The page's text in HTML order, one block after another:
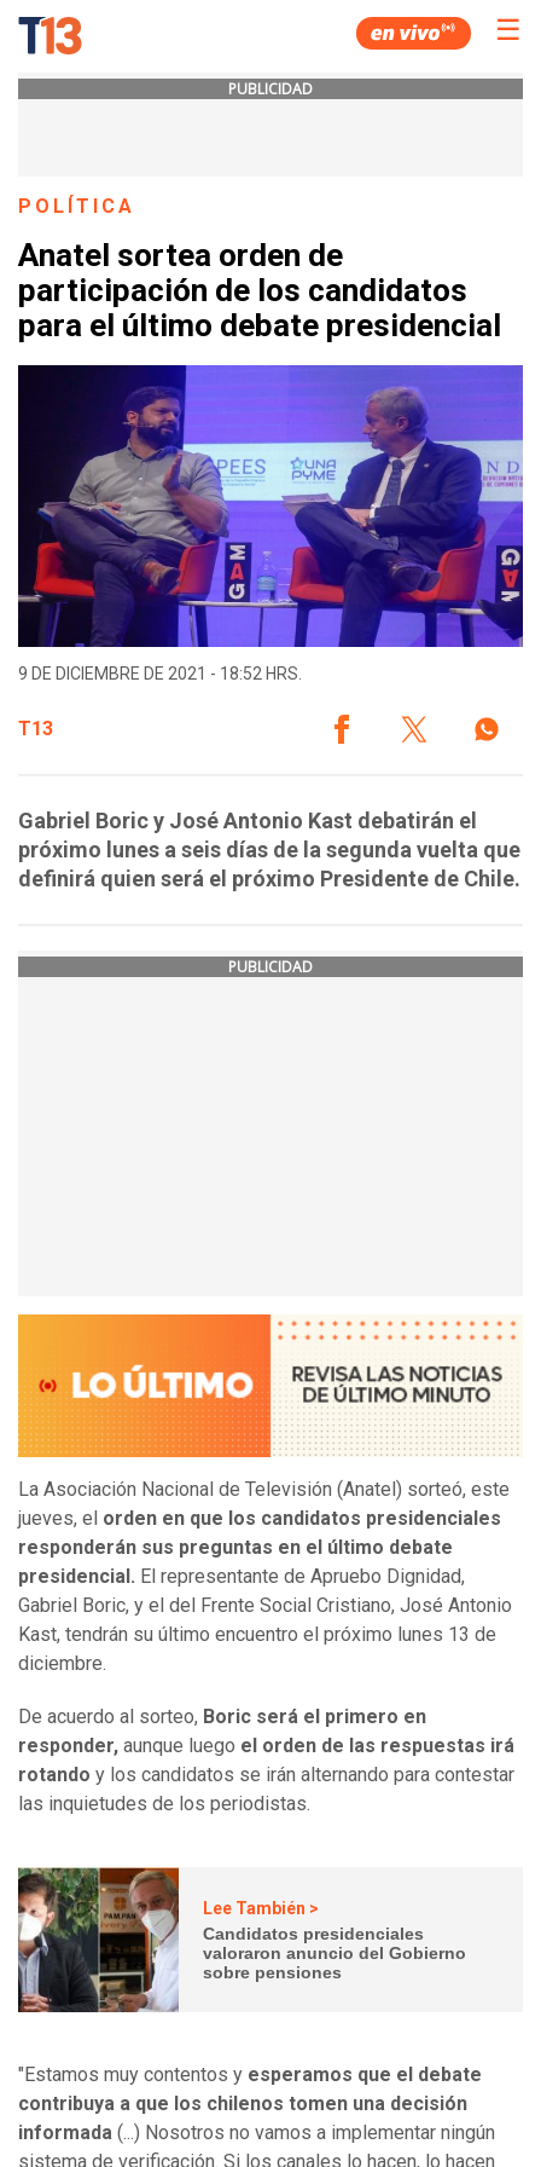
☰
PUBLICIDAD
POLÍTICA
Anatel sortea orden de
participación de los candidatos
para el último debate presidencial
9 DE DICIEMBRE DE 2021 - 18:52 HRS.
T13
Gabriel Boric y José Antonio Kast debatirán el
próximo lunes a seis días de la segunda vuelta que
definirá quien será el próximo Presidente de Chile.
PUBLICIDAD
La Asociación Nacional de Televisión (Anatel) sorteó, este
jueves, el orden en que los candidatos presidenciales
responderán sus preguntas en el último debate
presidencial. El representante de Apruebo Dignidad,
Gabriel Boric, y el del Frente Social Cristiano, José Antonio
Kast, tendrán su último encuentro el próximo lunes 13 de
diciembre.
De acuerdo al sorteo, Boric será el primero en
responder, aunque luego el orden de las respuestas irá
rotando y los candidatos se irán alternando para contestar
las inquietudes de los periodistas.
Lee También >
Candidatos presidenciales
valoraron anuncio del Gobierno
sobre pensiones
"Estamos muy contentos y esperamos que el debate
contribuya a que los chilenos tomen una decisión
informada (...) Nosotros no vamos a implementar ningún
sistema de verificación. Si los canales lo hacen, lo hacen